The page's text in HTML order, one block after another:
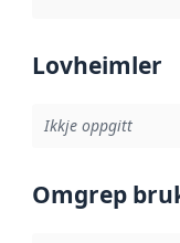
Lovheimler
Ikkje oppgitt
Omgrep